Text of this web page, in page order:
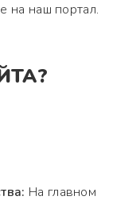
на наш портал.
На главном